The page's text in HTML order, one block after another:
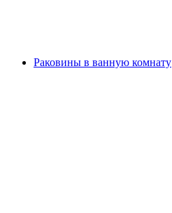
Раковины в ванную комнату